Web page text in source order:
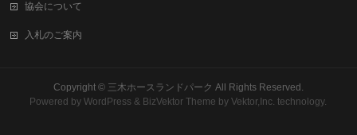
協会について
入札のご案内
Copyright © 三木ホースランドパーク All Rights Reserved.
Powered byWordPress & BizVektor Theme byVektor,Inc. technology.